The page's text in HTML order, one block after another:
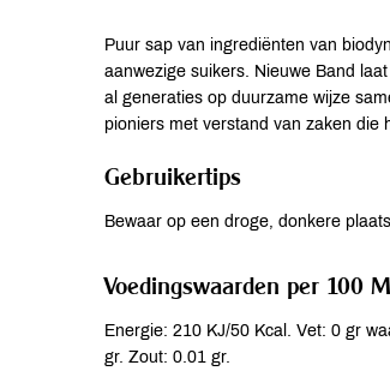
Puur sap van ingrediënten van
aanwezige suikers. Nieuwe Band
al generaties op duurzame wijze
pioniers met verstand van zaken die
Gebruikertips
Bewaar op een droge, donkere
Voedingswaarden per 100
Energie: 210 KJ/50 Kcal. Vet: 0 gr
gr. Zout: 0.01 gr.